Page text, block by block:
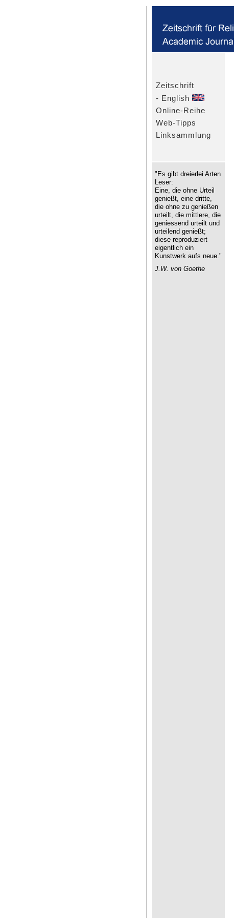
Zeitschrift
- English
Online-Reihe
Web-Tipps
Linksammlung
"Es gibt dreierlei Arten
Leser:
Eine, die ohne Urteil
genießt, eine dritte,
die ohne zu genießen
urteilt, die mittlere, die
geniessend urteilt und
urteilend genießt;
diese reproduziert
eigentlich ein
Kunstwerk aufs neue."
J.W. von Goethe